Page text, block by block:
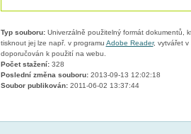
Typ souboru:Univerzálně použitelný formát dokumentů,
tisknout jej lze např. v programu Adobe Reader, vytvářet v
doporučován k použití na webu.
Počet stažení:328
Poslední změna souboru:2013-09-13 12:02:18
Soubor publikován:2011-06-02 13:37:44